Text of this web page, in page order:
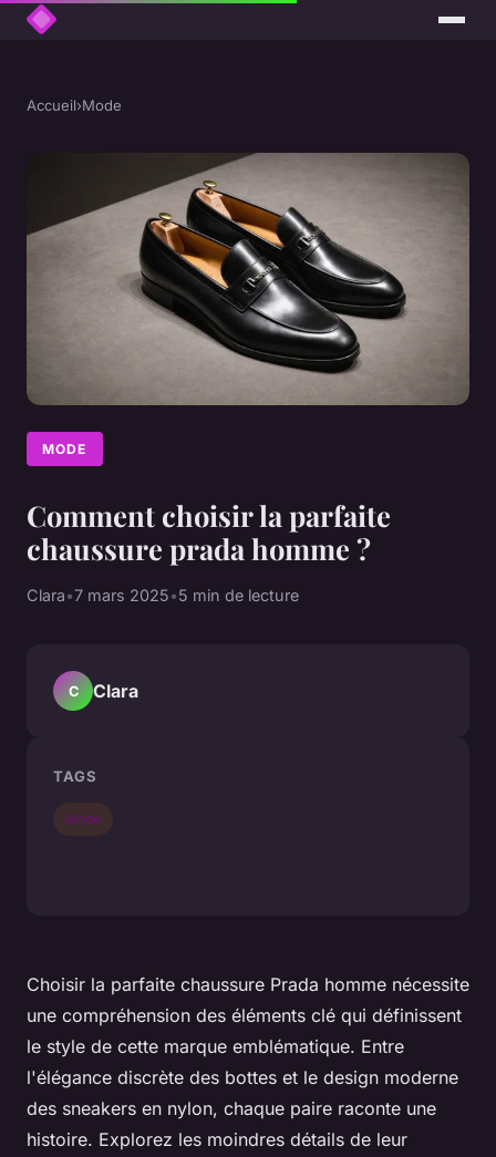
Accueil›Mode
MODE
Comment choisir la parfaite
chaussure prada homme ?
Clara•7 mars 2025•5 min de lecture
Choisir la parfaite chaussure Prada homme nécessite
une compréhension des éléments clé qui définissent
le style de cette marque emblématique. Entre
l'élégance discrète des bottes et le design moderne
des sneakers en nylon, chaque paire raconte une
histoire. Explorez les moindres détails de leur
C Clara
TAGS
Mode